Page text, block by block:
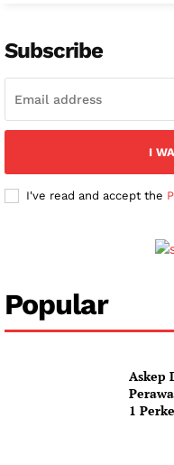
Subscribe
I
I've read and accept the
Popular
Askep
1